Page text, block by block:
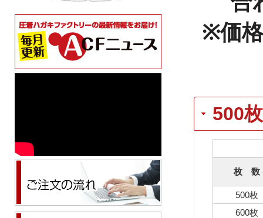
※価
500
枚 数
500枚
600枚